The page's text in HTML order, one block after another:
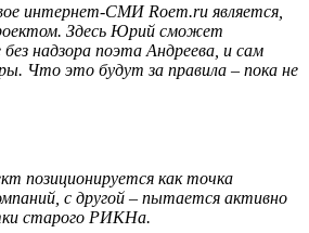
интернет-СМИ Roem.ru является,
Здесь Юрий сможет
надзора поэта Андреева, и сам
Что это будут за правила – пока не
позиционируется как точка
с другой – пытается активно
старого РИКНа.